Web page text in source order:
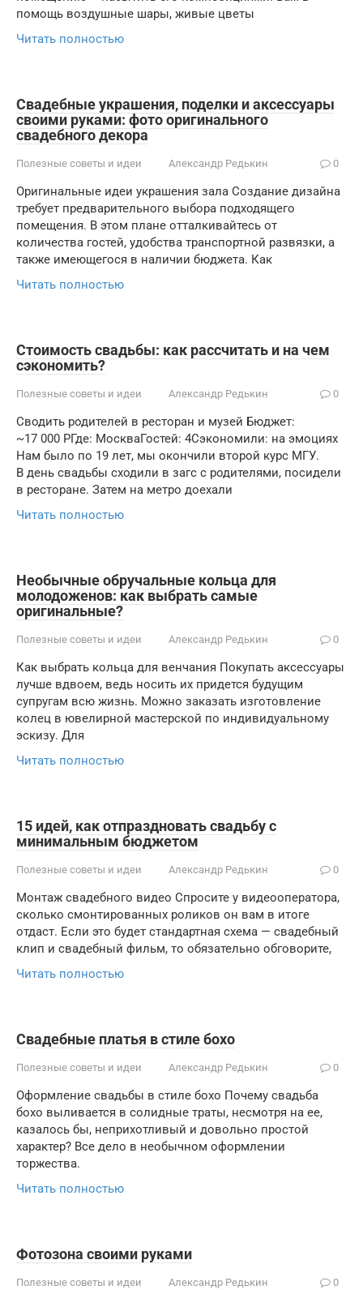
помощь воздушные шары, живые цветы
Читать полностью
Свадебные украшения, поделки и аксессуары
своими руками: фото оригинального
свадебного декора
Полезные советы и идеи Александр Редькин 0
Оригинальные идеи украшения зала Создание дизайна
требует предварительного выбора подходящего
помещения. В этом плане отталкивайтесь от
количества гостей, удобства транспортной развязки, а
также имеющегося в наличии бюджета. Как
Читать полностью
Стоимость свадьбы: как рассчитать и на чем
сэкономить?
Полезные советы и идеи Александр Редькин 0
Сводить родителей в ресторан и музей Бюджет:
~17 000 РГде: МоскваГостей: 4Сэкономили: на эмоциях
Нам было по 19 лет, мы окончили второй курс МГУ.
В день свадьбы сходили в загс с родителями, посидели
в ресторане. Затем на метро доехали
Читать полностью
Необычные обручальные кольца для
молодоженов: как выбрать самые
оригинальные?
Полезные советы и идеи Александр Редькин 0
Как выбрать кольца для венчания Покупать аксессуары
лучше вдвоем, ведь носить их придется будущим
супругам всю жизнь. Можно заказать изготовление
колец в ювелирной мастерской по индивидуальному
эскизу. Для
Читать полностью
15 идей, как отпраздновать свадьбу с
минимальным бюджетом
Полезные советы и идеи Александр Редькин 0
Монтаж свадебного видео Спросите у видеооператора,
сколько смонтированных роликов он вам в итоге
отдаст. Если это будет стандартная схема — свадебный
клип и свадебный фильм, то обязательно обговорите,
Читать полностью
Свадебные платья в стиле бохо
Полезные советы и идеи Александр Редькин 0
Оформление свадьбы в стиле бохо Почему свадьба
бохо выливается в солидные траты, несмотря на ее,
казалось бы, неприхотливый и довольно простой
характер? Все дело в необычном оформлении
торжества.
Читать полностью
Фотозона своими руками
Полезные советы и идеи Александр Редькин 0